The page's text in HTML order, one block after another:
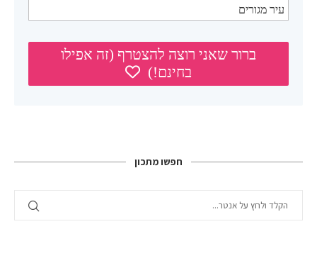
חפשו מתכון